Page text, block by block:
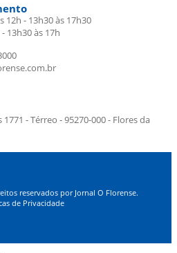
12h - 13h30 às 17h30
13h30 às 17h
- Térreo - 95270-000 - Flores da
reservados por Jornal O Florense.
de Privacidade